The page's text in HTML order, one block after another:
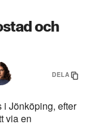
reste sig”
och
DELA
i Jönköping, efter
via en